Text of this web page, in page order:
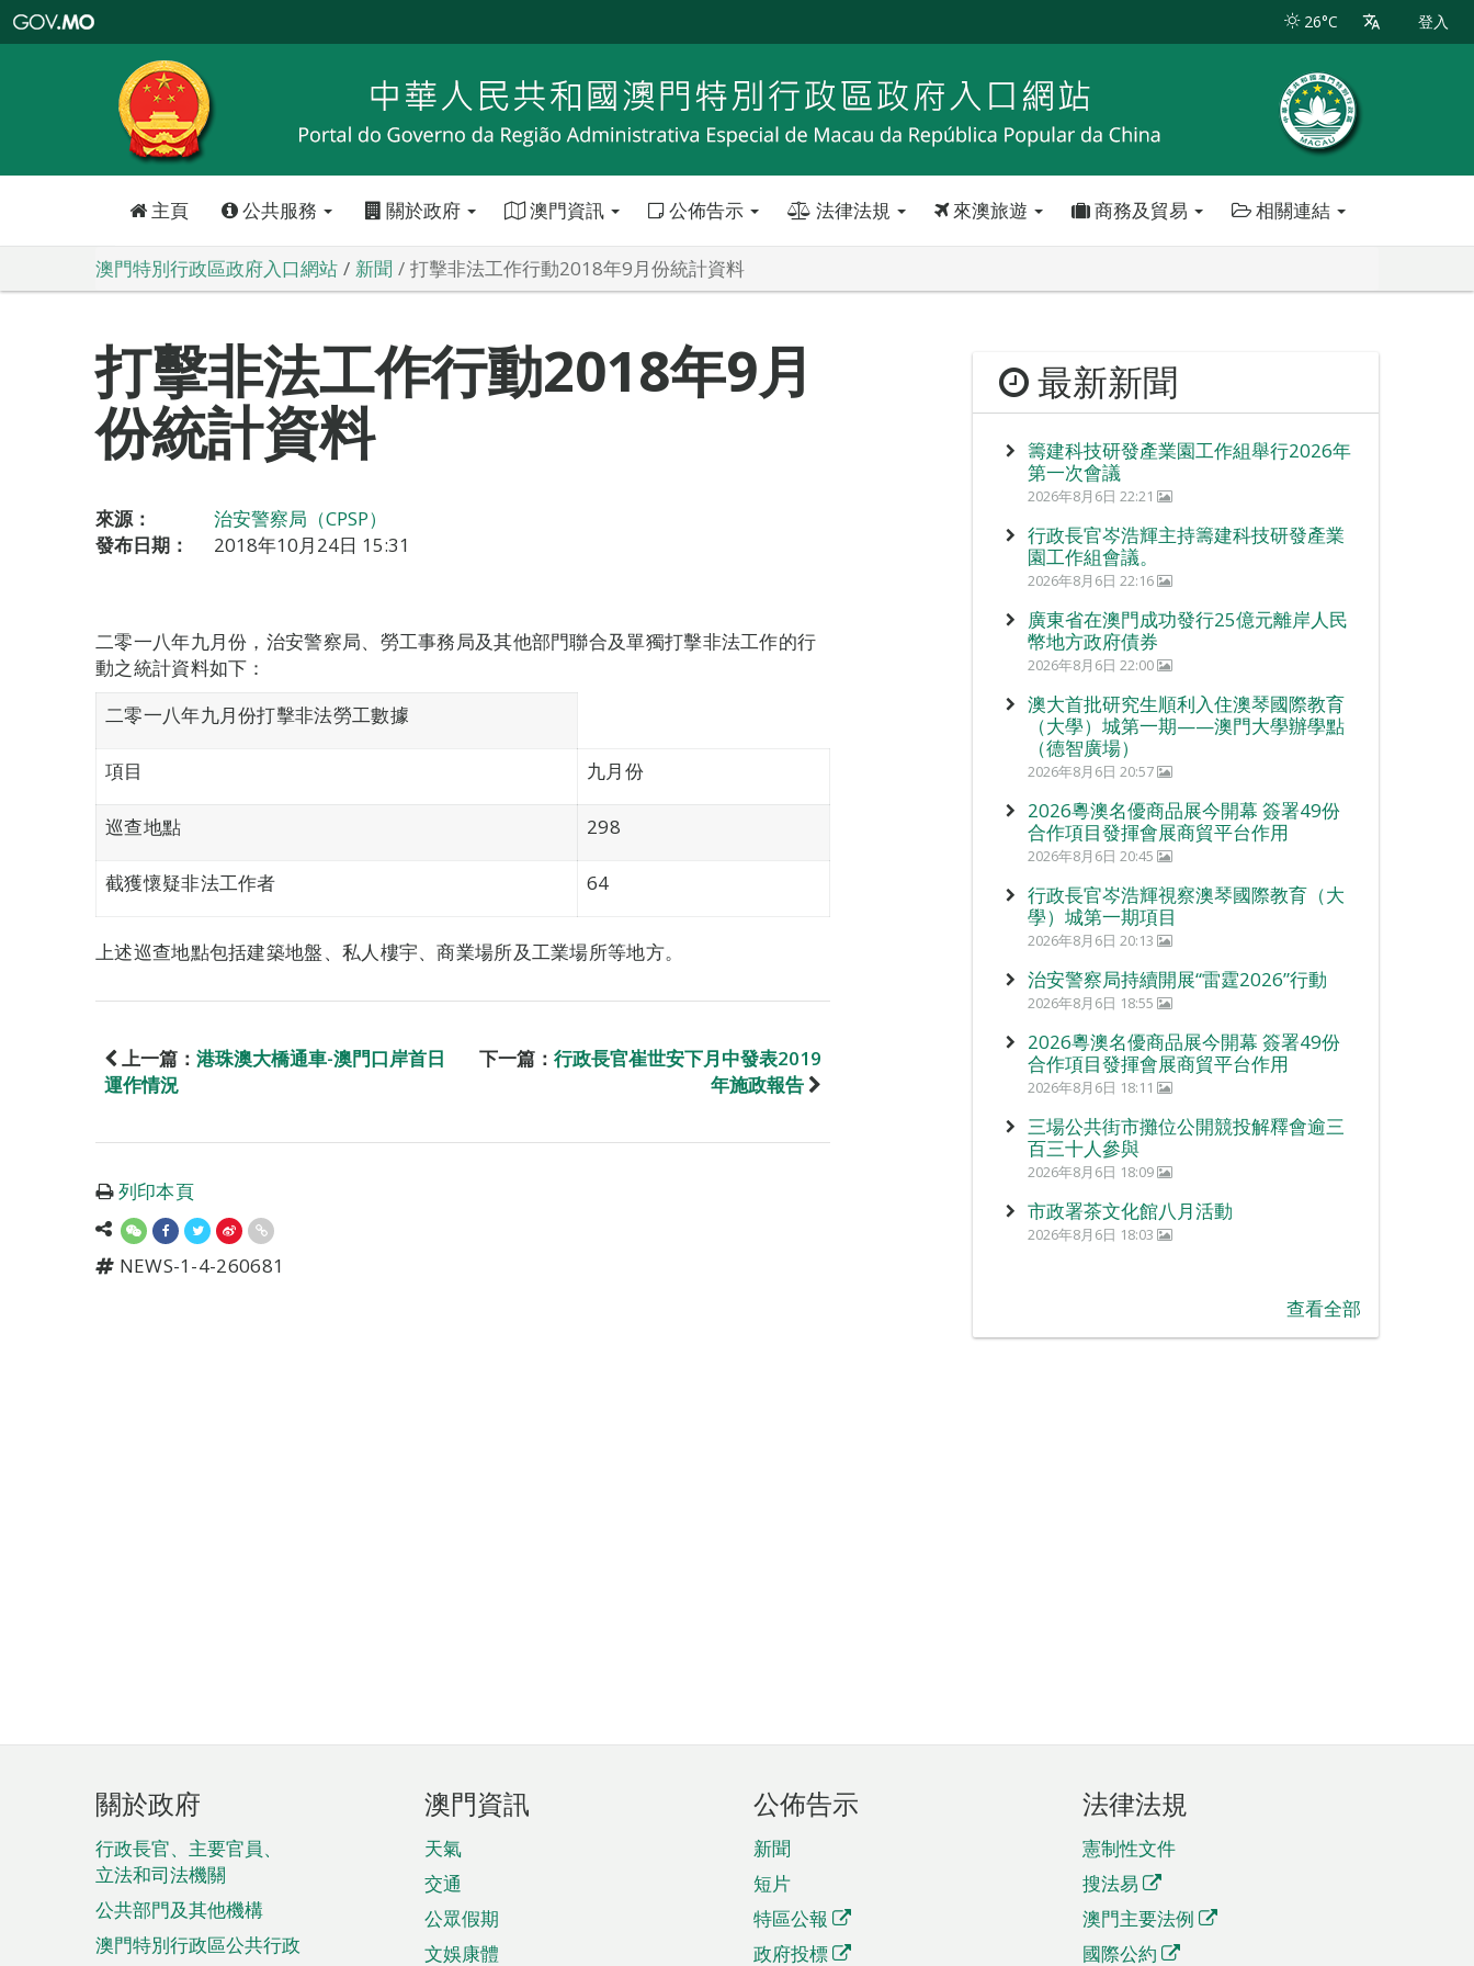
特
政
區
政
口
26°C 登入
主頁 公共服務 關於政府 澳門資訊 公佈告示 法律法規 來澳旅遊 商務及貿易 相關連結
澳門特別行政區政府入口網站 新聞 打擊非法工作行動2018年9月份統計資料
打擊非法工作行動2018年9月
份統計資料
來源：
治安警察局（CPSP）
發布日期：
2018年10月24日 15:31
二零一八年九月份，治安警察局、勞工事務局及其他部門聯合及單獨打擊非法工作的行
動之統計資料如下：
二零一八年九月份打擊非法勞工數據
項目 九月份
巡查地點 298
截獲懷疑非法工作者 64
上述巡查地點包括建築地盤、私人樓宇、商業場所及工業場所等地方。
上一篇： 港珠澳大橋通車-澳門口岸首日
運作情況
下一篇： 行政長官崔世安下月中發表2019
年施政報告
列印本頁
NEWS-1-4-260681
最新新聞
籌建科技研發產業園工作組舉行2026年
第一次會議
2026年8月6日 22:21
行政長官岑浩輝主持籌建科技研發產業
園工作組會議。
2026年8月6日 22:16
廣東省在澳門成功發行25億元離岸人民
幣地方政府債券
2026年8月6日 22:00
澳大首批研究生順利入住澳琴國際教育
（大學）城第一期——澳門大學辦學點
（德智廣場）
2026年8月6日 20:57
2026粵澳名優商品展今開幕 簽署49份
合作項目發揮會展商貿平台作用
2026年8月6日 20:45
行政長官岑浩輝視察澳琴國際教育（大
學）城第一期項目
2026年8月6日 20:13
治安警察局持續開展“雷霆2026”行動
2026年8月6日 18:55
2026粵澳名優商品展今開幕 簽署49份
合作項目發揮會展商貿平台作用
2026年8月6日 18:11
三場公共街市攤位公開競投解釋會逾三
百三十人參與
2026年8月6日 18:09
市政署茶文化館八月活動
2026年8月6日 18:03
查看全部
頁
腳
菜
單
關於政府
行政長官、主要官員、
立法和司法機關
公共部門及其他機構
澳門特別行政區公共行政
澳門資訊
天氣
交通
公眾假期
文娛康體
公佈告示
新聞
短片
特區公報
政府投標
法律法規
憲制性文件
搜法易
澳門主要法例
國際公約